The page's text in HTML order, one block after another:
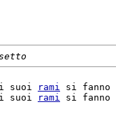
suoi rami si fanno
suoi rami si fanno